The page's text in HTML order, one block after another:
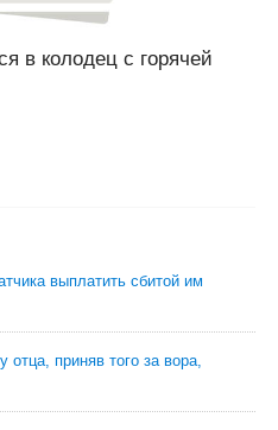
в колодец с горячей
выплатить сбитой им
приняв того за вора,